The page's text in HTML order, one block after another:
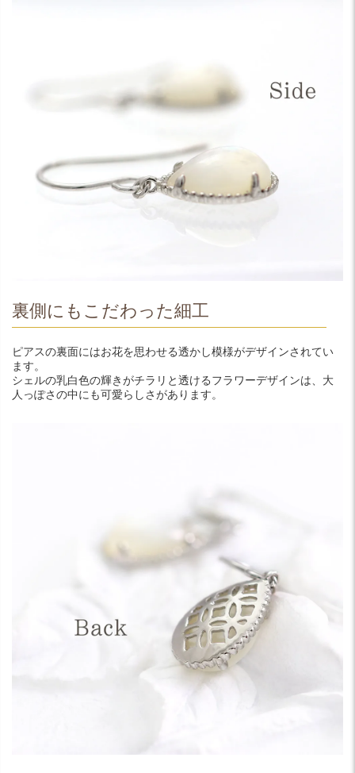
裏側にもこだわった細工
ピアスの裏面にはお花を思わせる透かし模様がデザインされてい
ます。
シェルの乳白色の輝きがチラリと透けるフラワーデザインは、大
人っぽさの中にも可愛らしさがあります。